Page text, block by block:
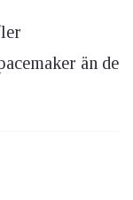
än de